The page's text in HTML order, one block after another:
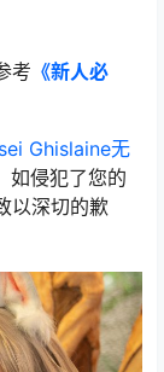
考 《新人必
Ghislaine无
如侵犯了您的
以深切的歉